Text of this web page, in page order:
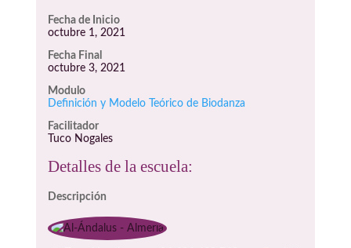
Fecha de Inicio
octubre 1, 2021
Fecha Final
octubre 3, 2021
Modulo
Definición y Modelo Teórico de Biodanza
Facilitador
Tuco Nogales
Detalles de la escuela:
Descripción